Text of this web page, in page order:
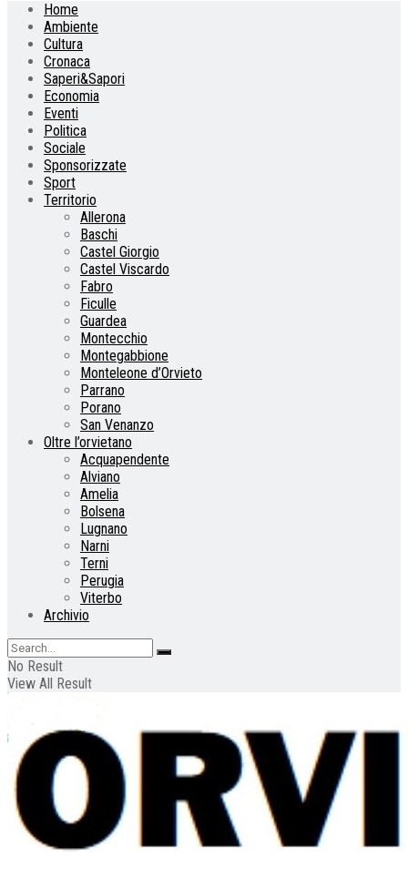
Home
Ambiente
Cultura
Cronaca
Saperi&Sapori
Economia
Eventi
Politica
Sociale
Sponsorizzate
Sport
Territorio
Allerona
Baschi
Castel Giorgio
Castel Viscardo
Fabro
Ficulle
Guardea
Montecchio
Montegabbione
Monteleone d’Orvieto
Parrano
Porano
San Venanzo
Oltre l’orvietano
Acquapendente
Alviano
Amelia
Bolsena
Lugnano
Narni
Terni
Perugia
Viterbo
Archivio
No Result
View All Result